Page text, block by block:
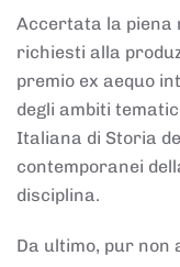
Accertata la piena
richiesti alla
premio ex aequo
degli ambiti
Italiana di Storia
contemporanei
disciplina.
Da ultimo, pur non